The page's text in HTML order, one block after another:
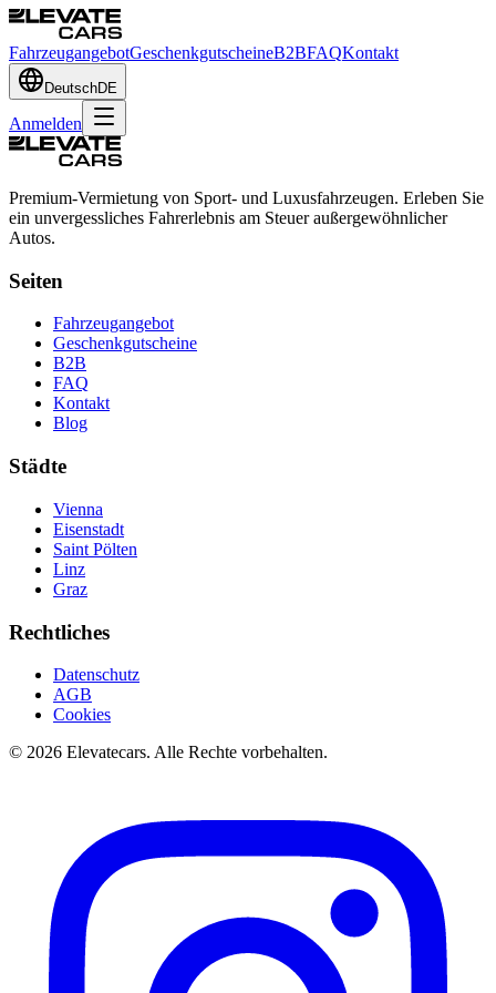
FahrzeugangebotGeschenkgutscheineB2BFAQKontakt
DeutschDE
Anmelden
Premium-Vermietung von Sport- und Luxusfahrzeugen. Erleben Sie
ein unvergessliches Fahrerlebnis am Steuer außergewöhnlicher
Autos.
Seiten
Fahrzeugangebot
Geschenkgutscheine
B2B
FAQ
Kontakt
Blog
Städte
Vienna
Eisenstadt
Saint Pölten
Linz
Graz
Rechtliches
Datenschutz
AGB
Cookies
© 2026 Elevatecars. Alle Rechte vorbehalten.